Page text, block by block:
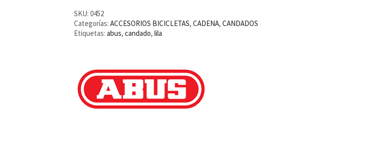
flint
cantidad
SKU:0452
Categorías:ACCESORIOS BICICLETAS,CADENA,CANDADOS
Etiquetas:abus,candado,lila